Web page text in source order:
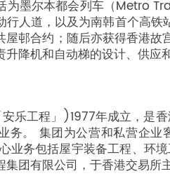
为墨尔本都会列车（Metro
行人道，以及为南韩首个高
屋邨合约；随后亦获得香港
降机和自动梯的设计、供应
乐工程」)1977年成立，是
务。 集团为公营和私营企
业务包括屋宇装备工程、环
团有限公司，于香港交易所